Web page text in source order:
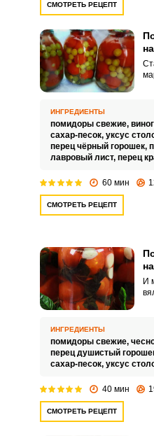
СМОТРЕТЬ РЕЦЕПТ
ИНГРЕДИЕНТЫ
помидоры свежие,
сахар-песок, уксус
перец чёрный горошек,
лавровый лист, перец
60 мин
СМОТРЕТЬ РЕЦЕПТ
И
ИНГРЕДИЕНТЫ
помидоры свежие,
перец душистый
сахар-песок, уксус
40 мин
СМОТРЕТЬ РЕЦЕПТ